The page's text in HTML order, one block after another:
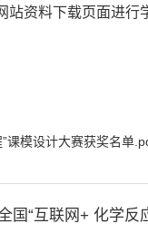
资料下载页面进行
课模设计大赛获奖名单
国“互联网+ 化学反